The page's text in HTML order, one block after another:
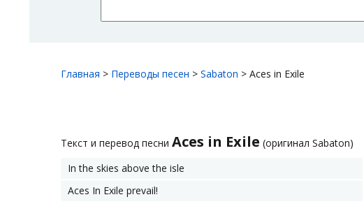
Главная > Переводы песен > Sabaton > Aces in Exile
Текст и перевод песни Aces in Exile (оригинал Sabaton)
In the skies above the isle
Aces In Exile prevail!